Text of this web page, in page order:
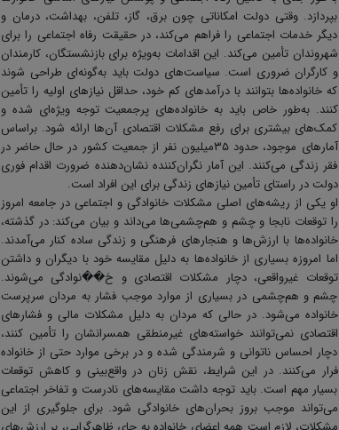
بپردازد. وقتی دولت امکاناتی چون برق، گاز، تلفن، بهداشت، درمان و
دیگر خدمات اجتماعی را فراهم می‌کند، در حقیقت رفاه اجتماعی را برای
شهروندان تأمین می‌کند. این اقدامات به‌ویژه برای بازنشستگان، کارمندان
و کارگران ضروری است. سیاست‌های دولت باید به‌گونه‌ای طراحی شوند
که خانواده‌ها بتوانند با درآمدهای کم خود، حداقل نیازهای اولیه را تأمین
کنند. به‌طور خاص باید به خانواده‌های پرجمعیت توجه ویژه‌ای شده و
کمک‌های بیشتری برای رفع مشکلات اقتصادی آن‌ها ارائه شود. براساس
آمارهای موجود، حدود ۳۵میلیون نفر از جمعیت کشور در حال حاضر در
فقر زندگی می‌کنند. این آمار نگران‌کننده نشان‌دهنده ضرورت اقدام فوری
دولت در راستای تأمین نیازهای زندگی برای این افراد است. ‌
او یکی از ریشه‌های اصلی مشکلات خانوادگی و اجتماعی در جامعه امروز
را توقعات نابجا و چشم و هم‌چشمی‌ها می‌داند و بیان می‌کند: در گذشته،
خانواده‌ها با ارزش‌ها و هنجارهای فرهنگی و زندگی ساده کنار می‌آمدند.
اما امروزه بسیاری از خانواده‌ها به دلیل مقایسه خود با دیگران و داشتن
توقعات غیرواقعی، دچار مشکلات اقتصادی و خ��نوادگی می‌شوند.
چشم و هم‌چشمی در بسیاری از موارد موجب فشار به مردان سرپرست
خانواده‌ می‌شود. در حالی که مردان به دلیل مشکلات مالی و فشارهای
اقتصادی نمی‌توانند خواسته‌های غیرمنطقی همسرانشان را تأمین کنند،
دچار احساس ناتوانی و شرمندگی شده و در برخی موارد حتی از خانواده
فرار می‌کنند. در این شرایط، نقش زنان در واقع‌بینی و کاهش توقعات
بسیار مهم است. باید توجه داشت مقایسه‌های نادرست و تفاخر اجتماعی
می‌تواند موجب بروز بحران‌های خانوادگی شود. برای جلوگیری از این